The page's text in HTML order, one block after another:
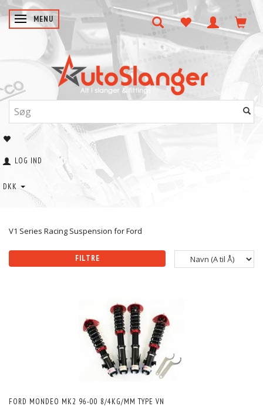
SKIFTE NAVIGATION
MENU
LOG IND
DKK
V1 Series Racing Suspension for Ford
FILTRE
FORD MONDEO MK2 96-00 8/4KG/MM TYPE VN